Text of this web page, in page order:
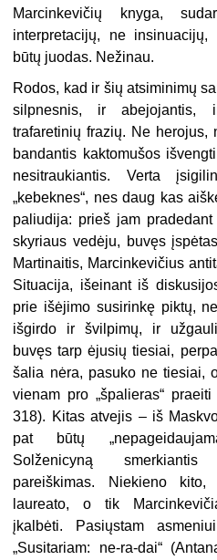
Marcinkevičių knyga,
interpretacijų, ne
būtų juodas. Nežinau.
Rodos, kad ir šių atsiminimų
silpnesnis, ir abejojantis,
trafaretinių frazių. Ne herojus,
bandantis kaktomušos
nesitraukiantis. Verta
„kebeknes“, nes daug kas
paliudija: prieš jam
skyriaus vedėju, buvęs
Martinaitis, Marcinkevičius
Situacija, išeinant iš
prie išėjimo susirinkę piktų,
išgirdo ir švilpimų, ir
buvęs tarp ėjusių tiesiai,
šalia nėra, pasuko ne tiesiai,
vienam pro „špalieras“
318). Kitas atvejis – iš
pat būtų
Solženicyną
pareiškimas. Niekieno
laureato, o tik
įkalbėti. Pasiųstam
„Susitariam: ne-ra-dai“